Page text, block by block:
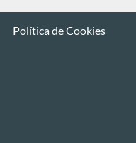
Política de Cookies